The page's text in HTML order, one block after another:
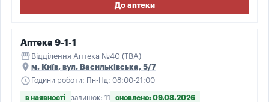
До аптеки
Аптека 9-1-1
storefront Відділення Аптека №40 (ТВА)
place м. Київ, вул. Васильківська, 5/7
schedule Години роботи: Пн-Нд: 08:00-21:00
в наявності залишок: 11 оновлено: 09.08.2026